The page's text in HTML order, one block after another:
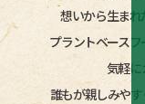
想いから生まれ
プラントベース
気軽に
誰もが親しみや